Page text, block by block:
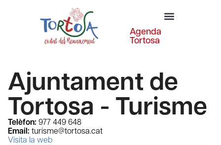
Agenda
Tortosa
Ajuntament de
Tortosa - Turisme
Telèfon: 977 449 648
Email: turisme@tortosa.cat
Visita la web